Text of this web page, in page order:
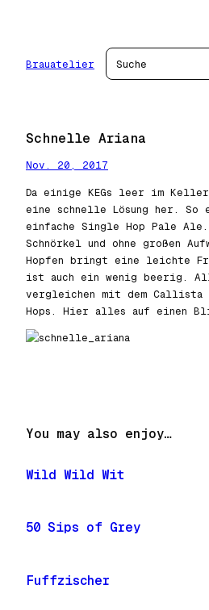
Brauatelier
Suchen
Schnelle Ariana
Nov. 20, 2017
Da einige KEGs leer im Keller
eine schnelle Lösung her. So
einfache Single Hop Pale Ale.
Schnörkel und ohne großen
Hopfen bringt eine leichte
ist auch ein wenig beerig.
vergleichen mit dem Callista
Hops. Hier alles auf einen
You may also enjoy…
Wild Wild Wit
50 Sips of Grey
Fuffzischer